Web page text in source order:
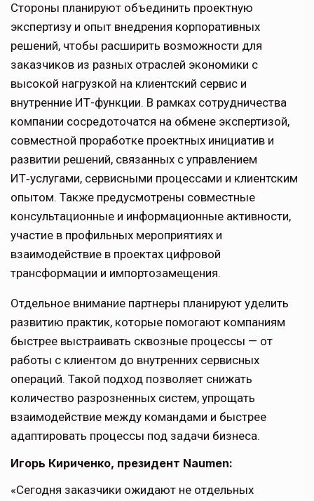
Стороны планируют объединить проектную
экспертизу и опыт внедрения корпоративных
решений, чтобы расширить возможности для
заказчиков из разных отраслей экономики с
высокой нагрузкой на клиентский сервис и
внутренние ИТ-функции. В рамках сотрудничества
компании сосредоточатся на обмене экспертизой,
совместной проработке проектных инициатив и
развитии решений, связанных с управлением
ИТ‑услугами, сервисными процессами и клиентским
опытом. Также предусмотрены совместные
консультационные и информационные активности,
участие в профильных мероприятиях и
взаимодействие в проектах цифровой
трансформации и импортозамещения.
Отдельное внимание партнеры планируют уделить
развитию практик, которые помогают компаниям
быстрее выстраивать сквозные процессы — от
работы с клиентом до внутренних сервисных
операций. Такой подход позволяет снижать
количество разрозненных систем, упрощать
взаимодействие между командами и быстрее
адаптировать процессы под задачи бизнеса.
Игорь Кириченко, президент Naumen:
«Сегодня заказчики ожидают не отдельных